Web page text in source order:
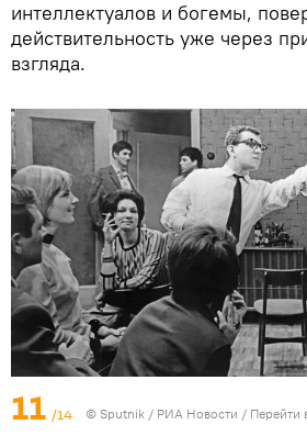
интеллектуалов и богемы,
действительность уже через
взгляда.
11 /14 © Sputnik / РИА Новости / Перейти